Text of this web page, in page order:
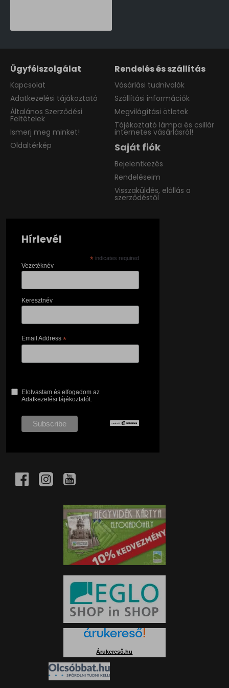
Ügyfélszolgálat
Kapcsolat
Adatkezelési tájákoztató
Általános Szerződési
Feltételek
Ismerj meg minket!
Oldaltérkép
Rendelés és szállítás
Vásárlási tudnivalók
Szállítási információk
Megvilágítási ötletek
Tájékoztató lámpa és csillár
internetes vásárlásról!
Saját fiók
Bejelentkezés
Rendeléseim
Visszaküldés, elállás a
szerződéstől
Hírlevél
* indicates required
Vezetéknév
Keresztnév
Email Address *
Elolvastam és elfogadom az
Adatkezelési tájékoztatót.
Árukereső.hu